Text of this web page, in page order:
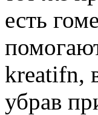
есть
kreatifn,
убрав